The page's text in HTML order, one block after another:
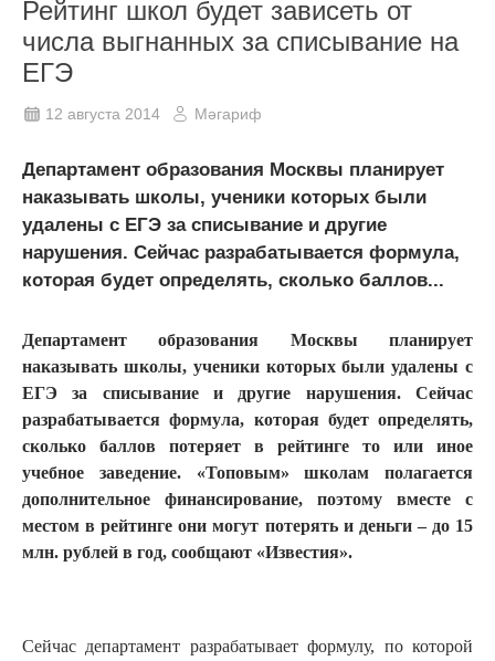
Рейтинг школ будет зависеть от
числа выгнанных за списывание на
ЕГЭ
12 августа 2014 Мәгариф
Департамент образования Москвы планирует
наказывать школы, ученики которых были
удалены с ЕГЭ за списывание и другие
нарушения. Сейчас разрабатывается формула,
которая будет определять, сколько баллов...
Департамент образования Москвы планирует
наказывать школы, ученики которых были удалены с
ЕГЭ за списывание и другие нарушения. Сейчас
разрабатывается формула, которая будет определять,
сколько баллов потеряет в рейтинге то или иное
учебное заведение. «Топовым» школам полагается
дополнительное финансирование, поэтому вместе с
местом в рейтинге они могут потерять и деньги – до 15
млн. рублей в год, сообщают «Известия».
Сейчас департамент разрабатывает формулу, по которой